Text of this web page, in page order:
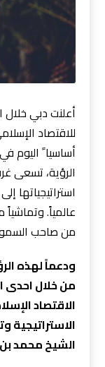
للاقتصاد
أساسيا ً اليوم
الرؤية، تسعى
استراتيجياتها
عالمياً.
من صاحب
ودعماً لهذه
من خلال احدى
الاقتصاد
الشيخ محمد